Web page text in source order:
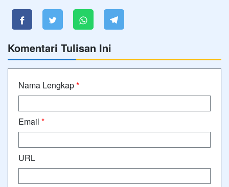
Komentari Tulisan Ini
Nama Lengkap*
Email *
URL